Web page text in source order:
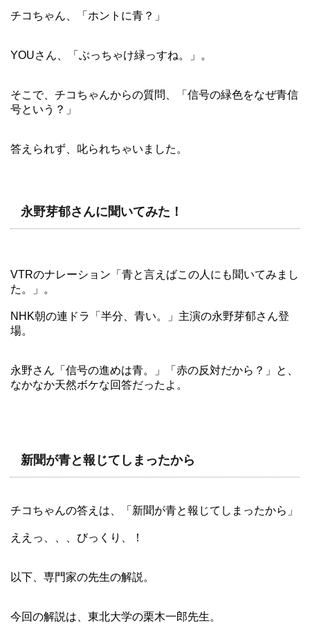
チコちゃん、「ホントに青？」
YOUさん、「ぶっちゃけ緑っすね。」。
そこで、チコちゃんからの質問、「信号の緑色をなぜ青信
号という？」
答えられず、叱られちゃいました。
永野芽郁さんに聞いてみた！
VTRのナレーション「青と言えばこの人にも聞いてみまし
た。」。
NHK朝の連ドラ「半分、青い。」主演の永野芽郁さん登
場。
永野さん「信号の進めは青。」「赤の反対だから？」と、
なかなか天然ボケな回答だったよ。
新聞が青と報じてしまったから
チコちゃんの答えは、「新聞が青と報じてしまったから」
ええっ、、、びっくり、！
以下、専門家の先生の解説。
今回の解説は、東北大学の栗木一郎先生。